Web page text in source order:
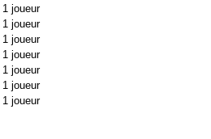
1 joueur
1 joueur
1 joueur
1 joueur
1 joueur
1 joueur
1 joueur